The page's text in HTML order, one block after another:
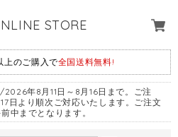
STORE
のご購入で全国送料無料!
年8月11日～8月16日まで。ご注
日より順次ご対応いたします。ご注文
中までとなります。